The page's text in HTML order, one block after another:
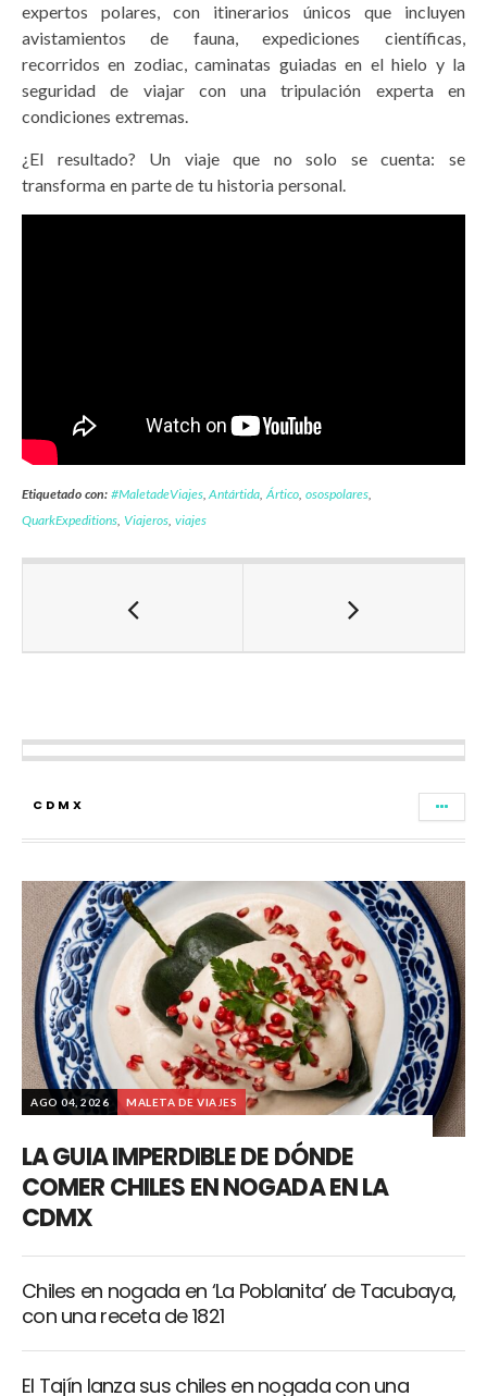
expertos polares, con itinerarios únicos que incluyen
avistamientos de fauna, expediciones científicas,
recorridos en zodiac, caminatas guiadas en el hielo y la
seguridad de viajar con una tripulación experta en
condiciones extremas.
¿El resultado? Un viaje que no solo se cuenta: se
transforma en parte de tu historia personal.
Etiquetado con: #MaletadeViajes,Antártida ,Ártico ,osospolares
QuarkExpeditions Viajeros, viajes
CDMX
AGO 04, 2026 MALETA DE VIAJES
LA GUIA IMPERDIBLE DE DÓNDE
COMER CHILES EN NOGADA EN LA
CDMX
Chiles en nogada en ‘La Poblanita’ de Tacubaya,
con una receta de 1821
El Tajín lanza sus chiles en nogada con una